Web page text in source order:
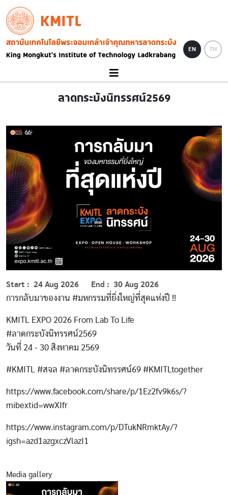
Skip to main content
KMITL
Image
EN TH
ลาดกระบังนิทรรศน์2569
Start 24 Aug 2026 End 30 Aug 2026
การกลับมาของงาน #มหกรรมที่ยิ่งใหญ่ที่สุดแห่งปี !!
KMITL EXPO 2026 From Lab To Life
#ลาดกระบังนิทรรศน์2569
วันที่ 24 - 30 สิงหาคม 2569
#KMITL #สจล #ลาดกระบังนิทรรศน์69 #KMITLtogether
https://www.facebook.com/share/p/1Ez2fv9k6s/?
mibextid=wwXIfr
https://www.instagram.com/p/DTukNRmktAy/?
igsh=azd1azgxczVlazI1
Media gallery